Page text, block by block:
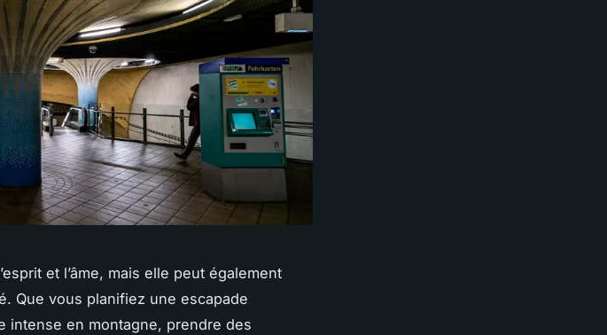
et l’âme, mais elle peut également
Que vous planifiez une escapade
intense en montagne, prendre des